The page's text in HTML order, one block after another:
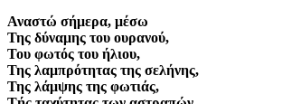
Αναστώ σήμερα, μέσω
Της δύναμης του ουρανού,
Του φωτός του ήλιου,
Της λαμπρότητας της σελήνης,
Της λάμψης της φωτιάς,